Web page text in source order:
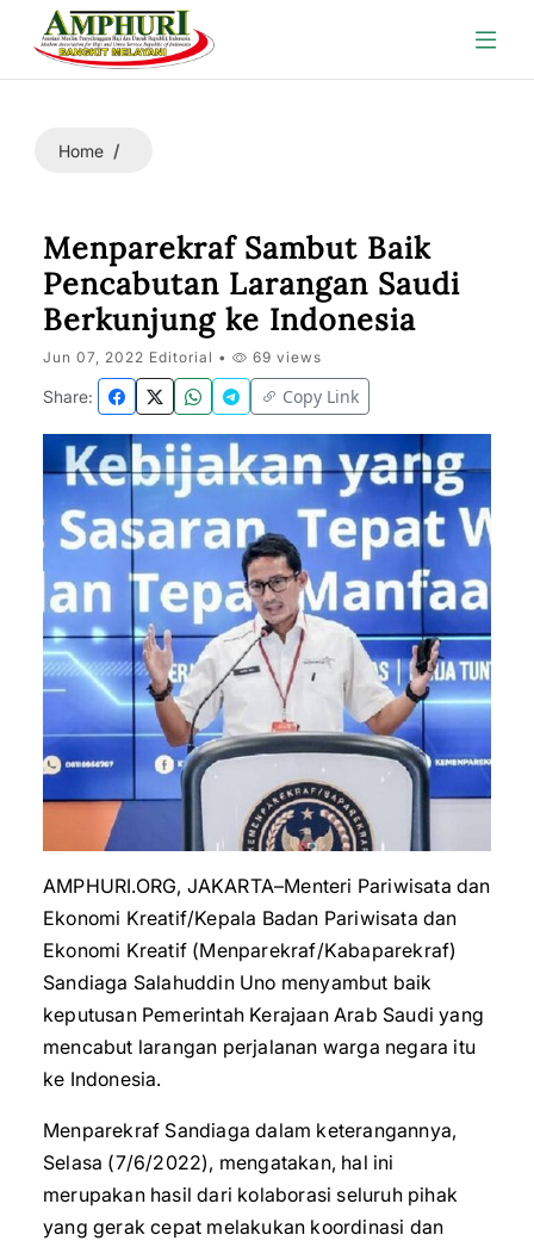
Home
Menparekraf Sambut Baik
Pencabutan Larangan Saudi
Berkunjung ke Indonesia
Jun 07, 2022 Editorial • 69 views
Share: Copy Link
AMPHURI.ORG, JAKARTA–Menteri Pariwisata dan
Ekonomi Kreatif/Kepala Badan Pariwisata dan
Ekonomi Kreatif (Menparekraf/Kabaparekraf)
Sandiaga Salahuddin Uno menyambut baik
keputusan Pemerintah Kerajaan Arab Saudi yang
mencabut larangan perjalanan warga negara itu
ke Indonesia.
Menparekraf Sandiaga dalam keterangannya,
Selasa (7/6/2022), mengatakan, hal ini
merupakan hasil dari kolaborasi seluruh pihak
yang gerak cepat melakukan koordinasi dan